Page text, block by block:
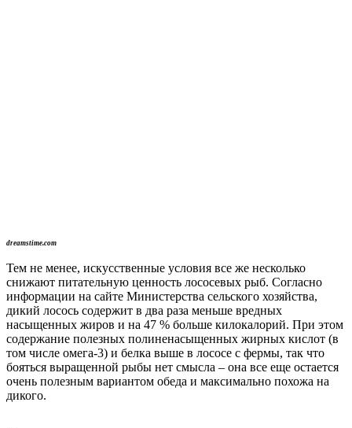
dreamstime.com
Тем не менее, искусственные условия все же несколько
снижают питательную ценность лососевых рыб. Согласно
информации на сайте Министерства сельского хозяйства,
дикий лосось содержит в два раза меньше вредных
насыщенных жиров и на 47 % больше килокалорий. При этом
содержание полезных полиненасыщенных жирных кислот (в
том числе омега-3) и белка выше в лососе с фермы, так что
бояться выращенной рыбы нет смысла – она все еще остается
очень полезным вариантом обеда и максимально похожа на
дикого.